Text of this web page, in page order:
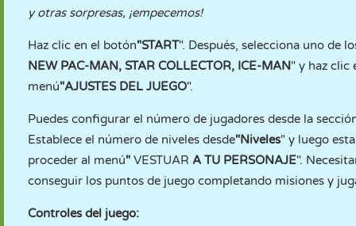
y otras sorpresas, ¡empecemos!
Haz clic en el botón"START". Después, selecciona uno de
NEW PAC-MAN, STAR COLLECTOR, ICE-MAN" y haz clic
menú"AJUSTES DEL JUEGO".
Puedes configurar el número de jugadores desde la
Establece el número de niveles desde"Niveles" y luego
proceder al menú" VESTUAR A TU PERSONAJE".
conseguir los puntos de juego completando misiones y
Controles del juego: